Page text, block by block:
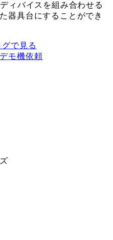
ィバイスを組み合わせる
器具台にすることができ
で見る
モ機依頼